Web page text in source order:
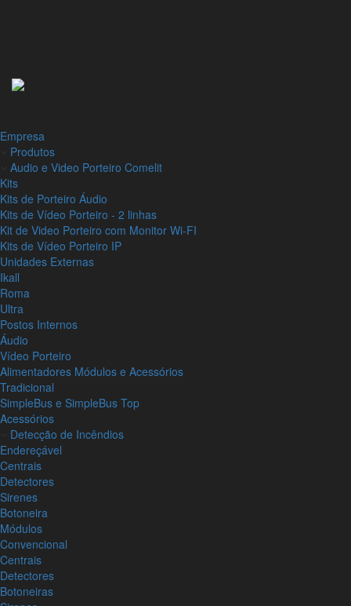
Empresa
Produtos
Audio e Video Porteiro Comelit
Kits
Kits de Porteiro Áudio
Kits de Vídeo Porteiro - 2 linhas
Kit de Video Porteiro com Monitor Wi-FI
Kits de Vídeo Porteiro IP
Unidades Externas
Ikall
Roma
Ultra
Postos Internos
Áudio
Vídeo Porteiro
Alimentadores Módulos e Acessórios
Tradicional
SimpleBus e SimpleBus Top
Acessórios
Detecção de Incêndios
Endereçável
Centrais
Detectores
Sirenes
Botoneira
Módulos
Convencional
Centrais
Detectores
Botoneiras